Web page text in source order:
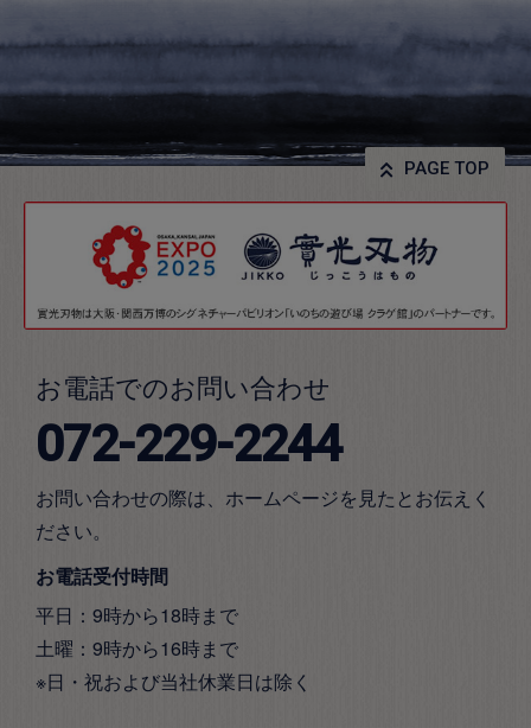
PAGE TOP
お電話でのお問い合わせ
072-229-2244
お問い合わせの際は、ホームページを見たとお伝えく
ださい。
お電話受付時間
平日：9時から18時まで
土曜：9時から16時まで
※日・祝および当社休業日は除く